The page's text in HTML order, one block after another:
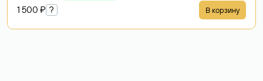
1 500 ₽ ? В корзину